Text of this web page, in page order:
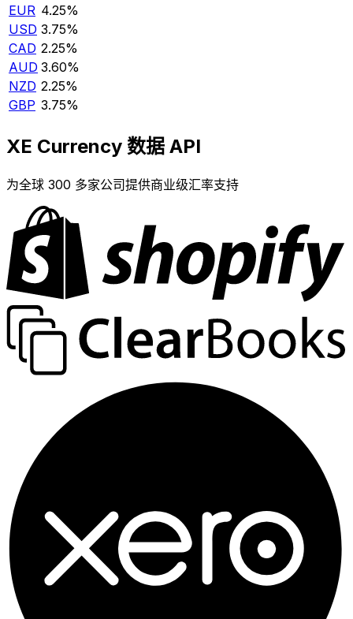
EUR 4.25%
USD 3.75%
CAD 2.25%
AUD 3.60%
NZD 2.25%
GBP 3.75%
XE Currency 数据 API
为全球 300 多家公司提供商业级汇率支持